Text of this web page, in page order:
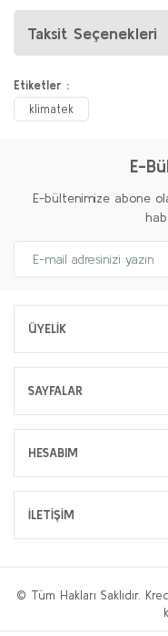
Taksit Seçenekleri
Etiketler :
klimatek
E-
E-bültenimize abone
ÜYELİK
SAYFALAR
HESABIM
İLETİŞİM
© Tüm Hakları Saklıdır.